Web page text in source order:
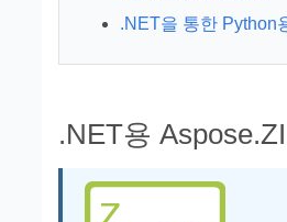
.NET을 통한 Python
.NET용